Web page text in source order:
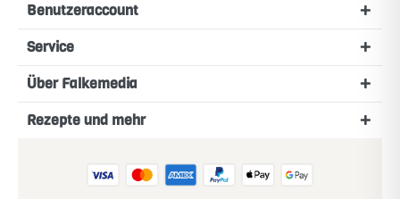
Benutzeraccount
Service
Über Falkemedia
Rezepte und mehr